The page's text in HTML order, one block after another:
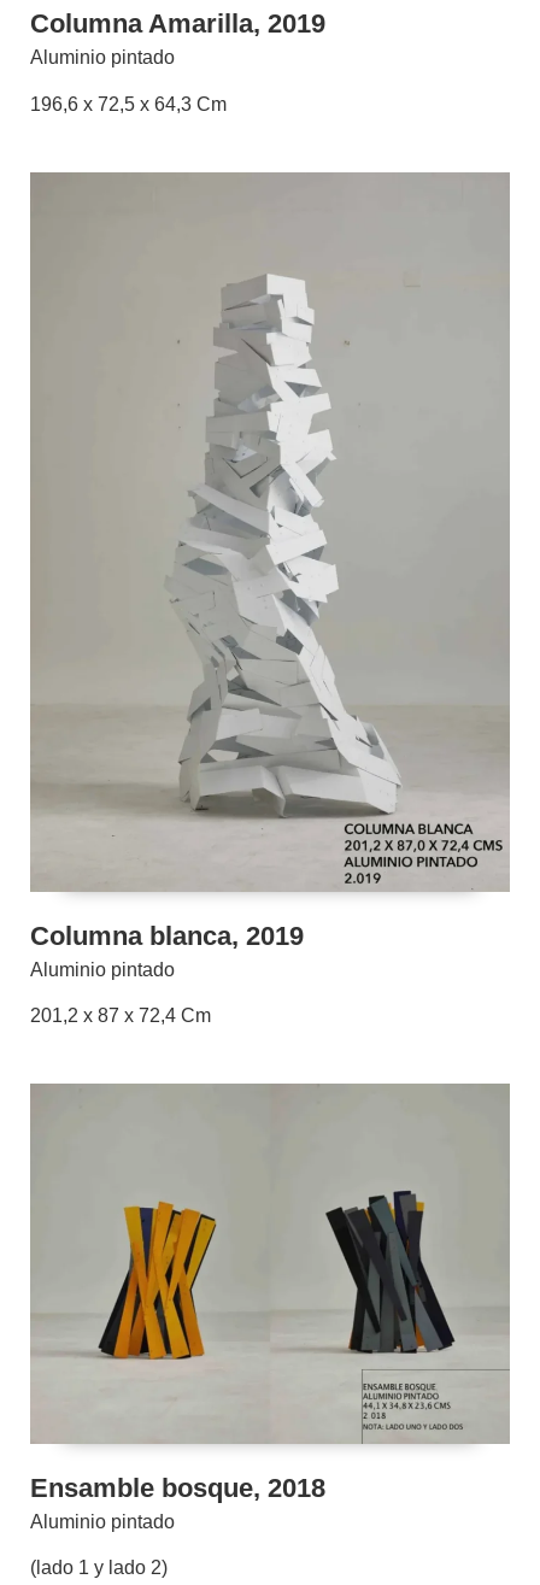
Columna Amarilla, 2019
Aluminio pintado
196,6 x 72,5 x 64,3 Cm
Columna blanca, 2019
Aluminio pintado
201,2 x 87 x 72,4 Cm
Ensamble bosque, 2018
Aluminio pintado
(lado 1 y lado 2)